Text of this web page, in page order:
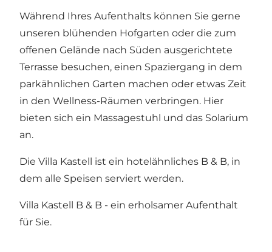
Während Ihres Aufenthalts können Sie gerne
unseren blühenden Hofgarten oder die zum
offenen Gelände nach Süden ausgerichtete
Terrasse besuchen, einen Spaziergang in dem
parkähnlichen Garten machen oder etwas Zeit
in den Wellness-Räumen verbringen. Hier
bieten sich ein Massagestuhl und das Solarium
an.
Die Villa Kastell ist ein hotelähnliches B & B, in
dem alle Speisen serviert werden.
Villa Kastell B & B - ein erholsamer Aufenthalt
für Sie.